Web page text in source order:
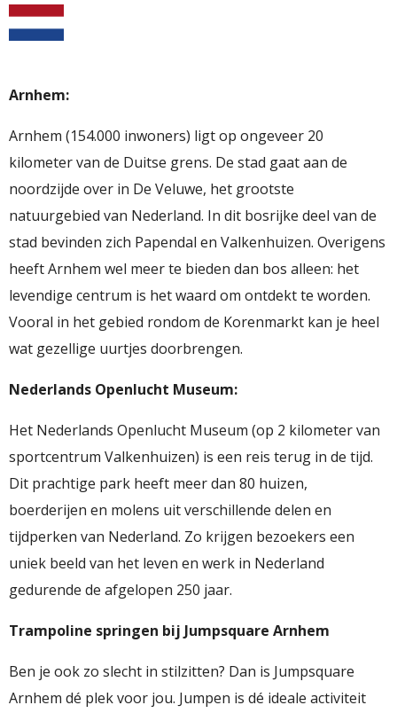
Arnhem:
Arnhem (154.000 inwoners) ligt op ongeveer 20
kilometer van de Duitse grens. De stad gaat aan de
noordzijde over in De Veluwe, het grootste
natuurgebied van Nederland. In dit bosrijke deel van de
stad bevinden zich Papendal en Valkenhuizen. Overigens
heeft Arnhem wel meer te bieden dan bos alleen: het
levendige centrum is het waard om ontdekt te worden.
Vooral in het gebied rondom de Korenmarkt kan je heel
wat gezellige uurtjes doorbrengen.
Nederlands Openlucht Museum:
Het Nederlands Openlucht Museum (op 2 kilometer van
sportcentrum Valkenhuizen) is een reis terug in de tijd.
Dit prachtige park heeft meer dan 80 huizen,
boerderijen en molens uit verschillende delen en
tijdperken van Nederland. Zo krijgen bezoekers een
uniek beeld van het leven en werk in Nederland
gedurende de afgelopen 250 jaar.
Trampoline springen bij Jumpsquare Arnhem
Ben je ook zo slecht in stilzitten? Dan is Jumpsquare
Arnhem dé plek voor jou. Jumpen is dé ideale activiteit